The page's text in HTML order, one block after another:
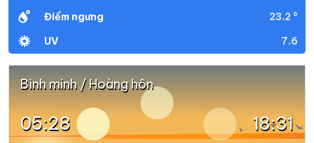
Điểm ngưng
23.2 °
UV
7.6
Bình minh / Hoàng hôn
05:28 18:31